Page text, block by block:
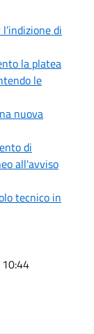
di
la platea
le
nuova
di
all'avviso
tecnico in